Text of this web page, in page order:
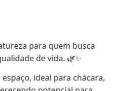
para quem busca
de vida. 🌿✨
ideal para chácara,